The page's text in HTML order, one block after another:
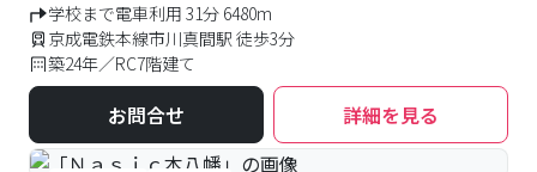
学校まで電車利用 31分 6480m
京成電鉄本線市川真間駅 徒歩3分
築24年／RC7階建て
お問合せ 詳細を見る